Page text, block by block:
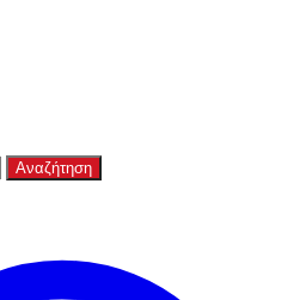
Αναζήτηση